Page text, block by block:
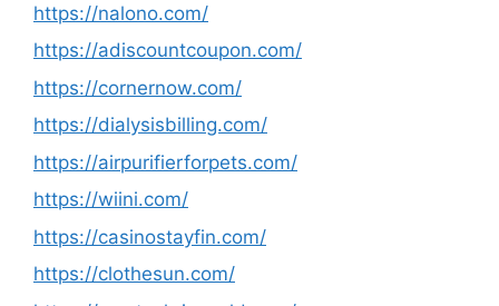
https://nalono.com/
https://adiscountcoupon.com/
https://cornernow.com/
https://dialysisbilling.com/
https://airpurifierforpets.com/
https://wiini.com/
https://casinostayfin.com/
https://clothesun.com/